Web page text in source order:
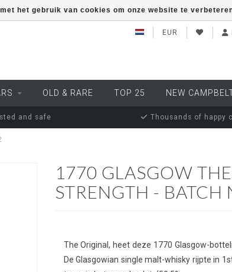
EUR
OLD & RARE TOP 25 NEW
and safe Thousands of happy
1770 GLASGOW
STRENGTH - BATCH
The Original, heet deze 1770 Glasgow-
De Glasgowian single malt-whisky rijpte in
het gebruik van cookies om onze website te